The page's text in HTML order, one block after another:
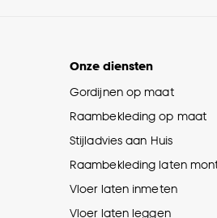
Onze diensten
Gordijnen op maat
Raambekleding op maat
Stijladvies aan Huis
Raambekleding laten
Vloer laten inmeten
Vloer laten leggen